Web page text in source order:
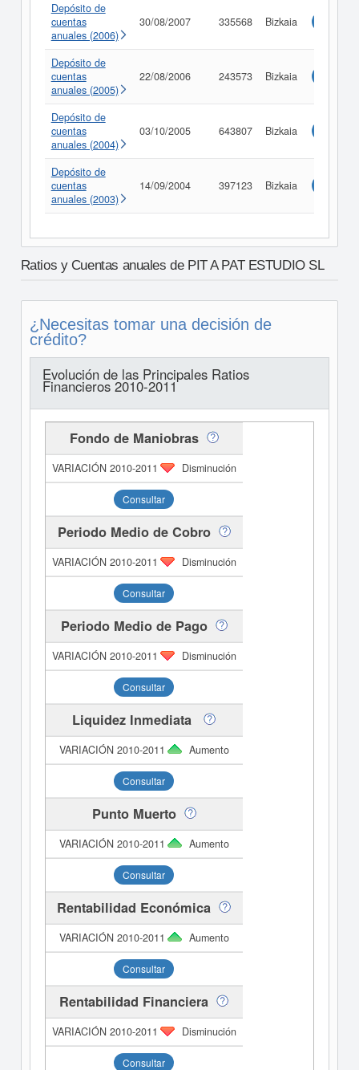
Depósito de
cuentas
anuales (2006)
30/08/2007 335568 Bizkaia
Depósito de
cuentas
anuales (2005)
22/08/2006 243573 Bizkaia
Depósito de
cuentas
anuales (2004)
03/10/2005 643807 Bizkaia
Depósito de
cuentas
anuales (2003)
14/09/2004 397123 Bizkaia
Ratios y Cuentas anuales de PIT A PAT ESTUDIO SL
¿Necesitas tomar una decisión de
crédito?
Evolución de las Principales Ratios
Financieros 2010-2011
Fondo de Maniobras
Disminución
Consultar
Periodo Medio de Cobro
Disminución
Consultar
Periodo Medio de Pago
Disminución
Consultar
Liquidez Inmediata
Aumento
Consultar
Punto Muerto
Aumento
Consultar
Rentabilidad Económica
Aumento
Consultar
Rentabilidad Financiera
Disminución
Consultar